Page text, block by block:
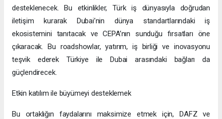
desteklenecek. Bu etkinlikler, Türk iş dünyasıyla doğrudan
iletişim kurarak Dubai’nin dünya standartlarındaki iş
ekosistemini tanıtacak ve CEPA’nın sunduğu fırsatları öne
çıkaracak. Bu roadshowlar, yatırım, iş birliği ve inovasyonu
teşvik ederek Türkiye ile Dubai arasındaki bağları da
güçlendirecek.
Etkin katılım ile büyümeyi desteklemek
Bu ortaklığın faydalarını maksimize etmek için, DAFZ ve